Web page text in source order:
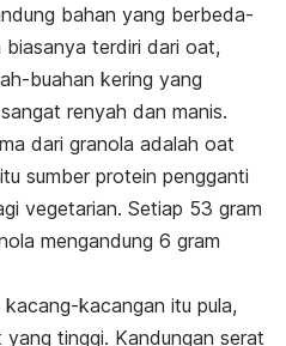
bahan yang berbeda-
terdiri dari oat,
buahan kering yang
renyah dan manis.
dari granola adalah oat
sumber protein pengganti
vegetarian. Setiap 53 gram
mengandung 6 gram
kacangan itu pula,
tinggi. Kandungan serat